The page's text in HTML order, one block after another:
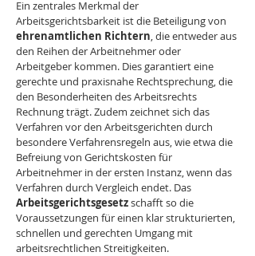
Ein zentrales Merkmal der
Arbeitsgerichtsbarkeit ist die Beteiligung von
ehrenamtlichen Richtern, die entweder aus
den Reihen der Arbeitnehmer oder
Arbeitgeber kommen. Dies garantiert eine
gerechte und praxisnahe Rechtsprechung, die
den Besonderheiten des Arbeitsrechts
Rechnung trägt. Zudem zeichnet sich das
Verfahren vor den Arbeitsgerichten durch
besondere Verfahrensregeln aus, wie etwa die
Befreiung von Gerichtskosten für
Arbeitnehmer in der ersten Instanz, wenn das
Verfahren durch Vergleich endet. Das
Arbeitsgerichtsgesetz schafft so die
Voraussetzungen für einen klar strukturierten,
schnellen und gerechten Umgang mit
arbeitsrechtlichen Streitigkeiten.